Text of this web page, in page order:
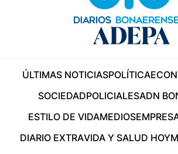
ÚLTIMAS NOTICIASPOLÍTICA
SOCIEDADPOLICIALESADN
ESTILO DE VIDAMEDIOS
DIARIO EXTRAVIDA Y SALUD HOY